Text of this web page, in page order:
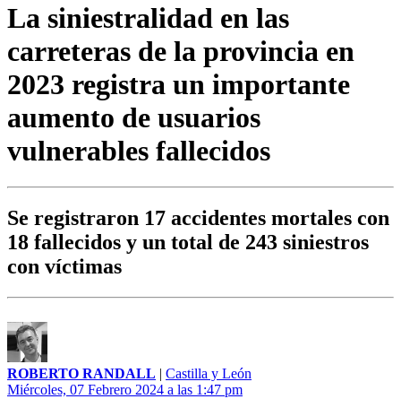
La siniestralidad en las
carreteras de la provincia en
2023 registra un importante
aumento de usuarios
vulnerables fallecidos
Se registraron 17 accidentes mortales con
18 fallecidos y un total de 243 siniestros
con víctimas
ROBERTO RANDALL | Castilla y León
Miércoles, 07 Febrero 2024 a las 1:47 pm